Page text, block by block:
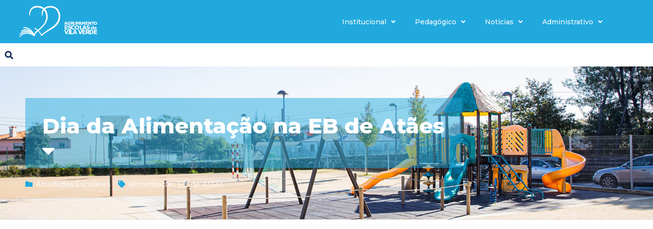
Institucional Pedagógico Notícias Administrativo
Dia da Alimentação na EB de Atães
Atividades Escolares alimentação,EB de Atães